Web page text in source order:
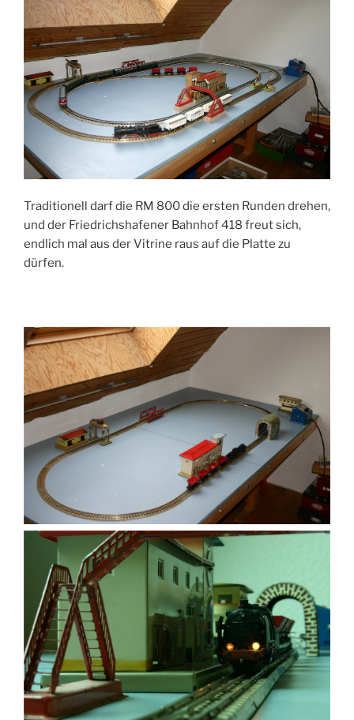
Traditionell darf die RM 800 die ersten Runden drehen,
und der Friedrichshafener Bahnhof 418 freut sich,
endlich mal aus der Vitrine raus auf die Platte zu
dürfen.